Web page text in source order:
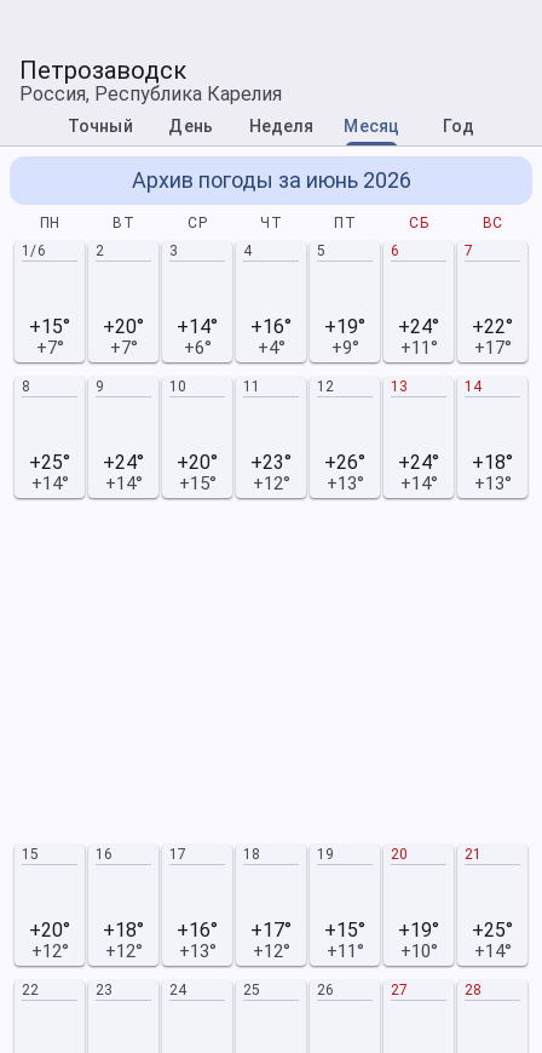
Петрозаводск
Россия, Республика Карелия
Точный День Неделя Месяц Год
Архив погоды за июнь 2026
ПН ВТ СР ЧТ ПТ СБ
ВС
1/6
+15°
+7°
2
+20°
+7°
3
+14°
+6°
4
+16°
+4°
5
+19°
+9°
6
+24°
+11°
7
+22°
+17°
8
+25°
+14°
9
+24°
+14°
10
+20°
+15°
11
+23°
+12°
12
+26°
+13°
13
+24°
+14°
14
+18°
+13°
15
+20°
+12°
16
+18°
+12°
17
+16°
+13°
18
+17°
+12°
19
+15°
+11°
20
+19°
+10°
21
+25°
+14°
22 23 24 25 26 27 28